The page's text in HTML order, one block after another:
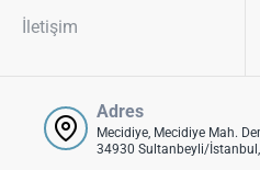
İletişim
Adres
Mecidiye, Mecidiye Mah.
34930 Sultanbeyli/